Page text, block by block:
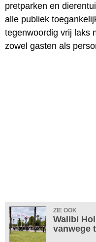
pretparken en
alle publiek
tegenwoordig vrij laks
zowel gasten als
ZIE OOK
Walibi
vanwege